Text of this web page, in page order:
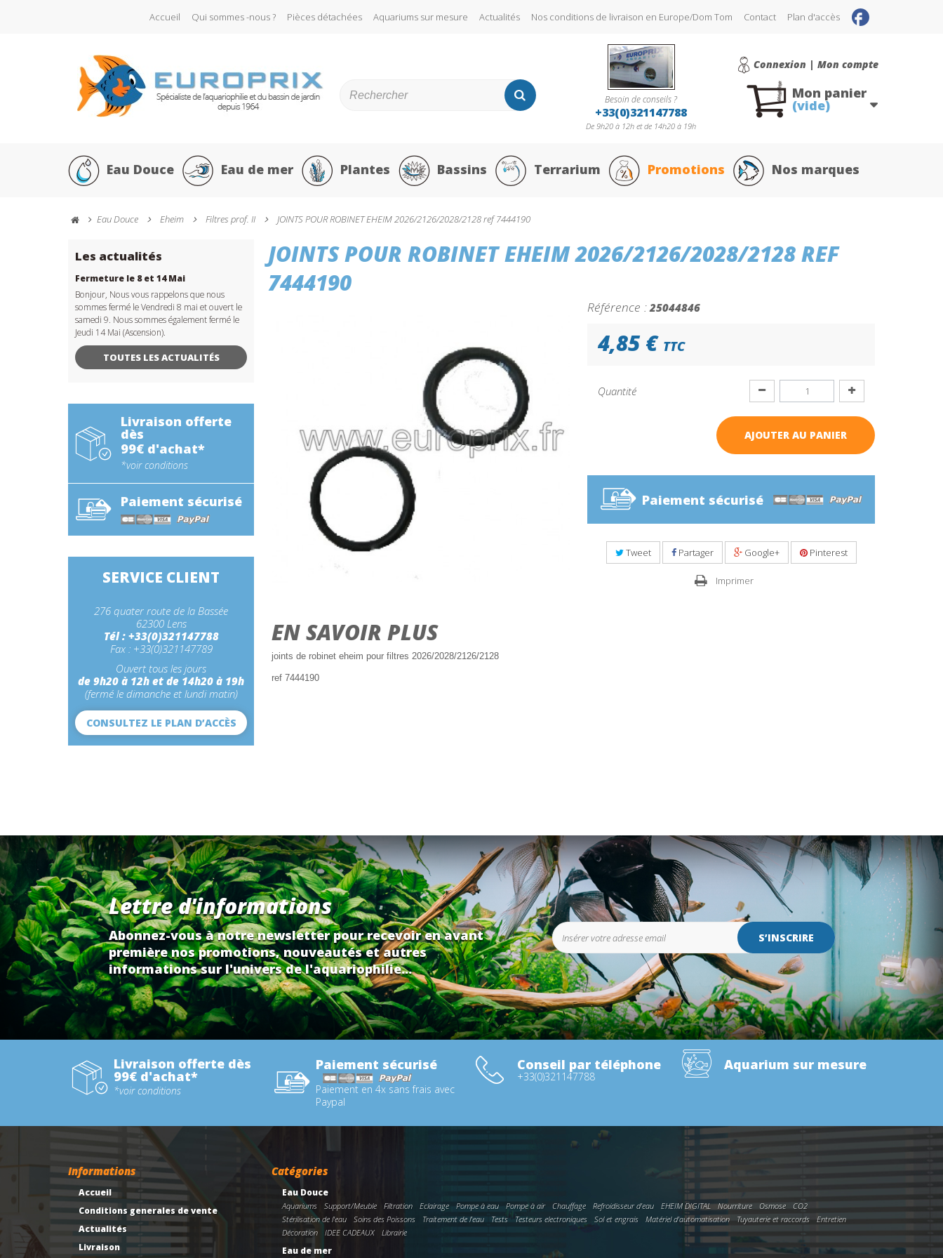
Accueil Qui sommes -nous ? Pièces détachées Aquariums sur mesure Actualités Nos conditions de livraison en Europe/Dom Tom Contact Plan d'accès
Connexion | Mon compte
Besoin de conseils ?
+33(0)321147788
De 9h20 à 12h et de 14h20 à 19h
Mon panier
(vide)
Eau Douce Eau de mer Plantes Bassins Terrarium Promotions Nos marques
Eau Douce Eheim Filtres prof. II JOINTS POUR ROBINET EHEIM 2026/2126/2028/2128 ref 7444190
JOINTS POUR ROBINET EHEIM 2026/2126/2028/2128 REF
7444190
Référence : 25044846
4,85 € TTC
Quantité
AJOUTER AU PANIER
Paiement sécurisé
Tweet Partager Google+ Pinterest
Imprimer
EN SAVOIR PLUS
joints de robinet eheim pour filtres 2026/2028/2126/2128
ref 7444190
Les actualités
Fermeture le 8 et 14 Mai
Bonjour, Nous vous rappelons que nous
sommes fermé le Vendredi 8 mai et ouvert le
samedi 9. Nous sommes également fermé le
Jeudi 14 Mai (Ascension).
TOUTES LES ACTUALITÉS
Livraison offerte
dès
99€ d'achat*
*voir conditions
Paiement sécurisé
SERVICE CLIENT
276 quater route de la Bassée
62300 Lens
Tél : +33(0)321147788
Fax : +33(0)321147789
Ouvert tous les jours
de 9h20 à 12h et de 14h20 à 19h
(fermé le dimanche et lundi matin)
CONSULTEZ LE PLAN D’ACCÈS
Lettre d'informations
Abonnez-vous à notre newsletter pour recevoir en avant
première nos promotions, nouveautés et autres
informations sur l'univers de l'aquariophilie...
S’INSCRIRE
Livraison offerte dès
99€ d'achat*
*voir conditions
Paiement sécurisé
Paiement en 4x sans frais avec
Paypal
Conseil par téléphone
+33(0)321147788
Aquarium sur mesure
Informations
Accueil
Conditions generales de vente
Actualités
Livraison
Catégories
Eau Douce
Aquariums Support/Meuble Filtration Eclairage Pompe à eau Pompe à air Chauffage Refroidisseur d'eau EHEIM DIGITAL Nourriture Osmose
CO2
Stérilisation de l'eau
Soins des Poissons Traitement de l'eau Tests Testeurs electroniques Sol et engrais Matériel d'automatisation Tuyauterie et raccords
Entretien
Décoration
IDEE CADEAUX Librairie
Eau de mer